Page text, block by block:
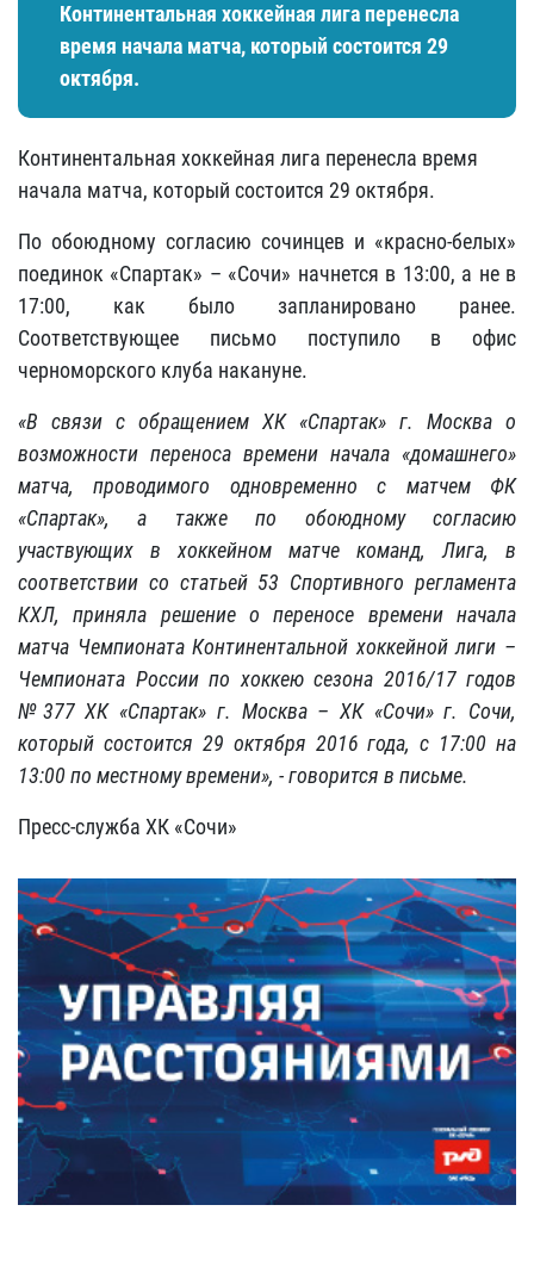
Континентальная хоккейная лига перенесла
время начала матча, который состоится 29
октября.
Континентальная хоккейная лига перенесла время
начала матча, который состоится 29 октября.
По обоюдному согласию сочинцев и «красно-белых»
поединок «Спартак» – «Сочи» начнется в 13:00, а не в
17:00, как было запланировано ранее.
Соответствующее письмо поступило в офис
черноморского клуба накануне.
«В связи с обращением ХК «Спартак» г. Москва о
возможности переноса времени начала «домашнего»
матча, проводимого одновременно с матчем ФК
«Спартак», а также по обоюдному согласию
участвующих в хоккейном матче команд, Лига, в
соответствии со статьей 53 Спортивного регламента
КХЛ, приняла решение о переносе времени начала
матча Чемпионата Континентальной хоккейной лиги –
Чемпионата России по хоккею сезона 2016/17 годов
№ 377 ХК «Спартак» г. Москва – ХК «Сочи» г. Сочи,
который состоится 29 октября 2016 года, с 17:00 на
13:00 по местному времени», - говорится в письме.
Пресс-служба ХК «Сочи»